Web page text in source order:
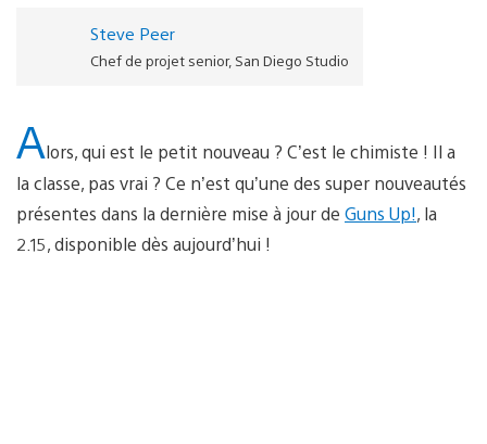
Steve Peer
Chef de projet senior, San Diego Studio
Alors, qui est le petit nouveau ? C’est le chimiste ! Il a
la classe, pas vrai ? Ce n’est qu’une des super nouveautés
présentes dans la dernière mise à jour de Guns Up!, la
2.15, disponible dès aujourd’hui !